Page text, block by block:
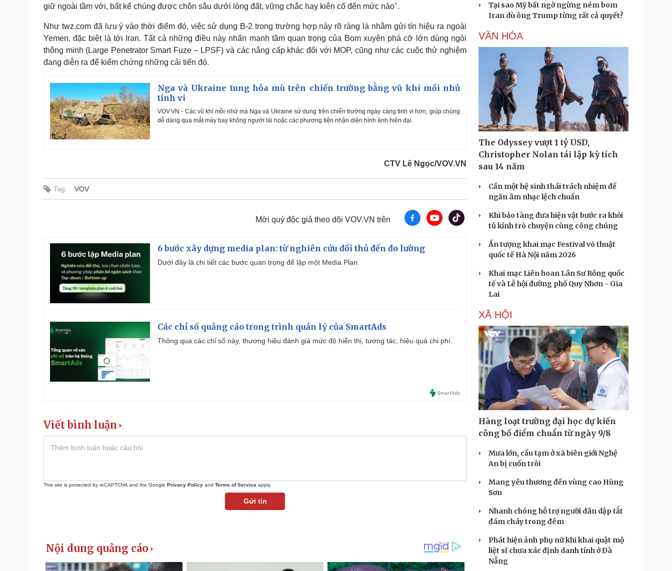
giữ ngoài tầm với, bất kể chúng được chôn sâu dưới lòng đất, vững chắc hay kiên cố đến mức nào".
Như twz.com đã lưu ý vào thời điểm đó, việc sử dụng B-2 trong trường hợp này rõ ràng là nhằm gửi tín hiệu ra ngoài
Yemen, đặc biệt là tới Iran. Tất cả những điều này nhấn mạnh tầm quan trọng của Bom xuyên phá cỡ lớn dùng ngòi
thông minh (Large Penetrator Smart Fuze – LPSF) và các nâng cấp khác đối với MOP, cũng như các cuộc thử nghiệm
đang diễn ra để kiểm chứng những cải tiến đó.
Nga và Ukraine tung hỏa mù trên chiến trường bằng vũ khí mồi nhử
tinh vi
VOV.VN - Các vũ khí mồi nhử mà Nga và Ukraine sử dụng trên chiến trường ngày càng tinh vi hơn, giúp chúng
dễ dàng qua mắt máy bay không người lái hoặc các phương tiện nhận diện hình ảnh hiện đại.
CTV Lê Ngọc/VOV.VN
Tag: VOV
Mời quý độc giả theo dõi VOV.VN trên
6 bước xây dựng media plan: từ nghiên cứu đối thủ đến đo lường
Dưới đây là chi tiết các bước quan trọng để lập một Media Plan.
Các chỉ số quảng cáo trong trình quản lý của SmartAds
Thông qua các chỉ số này, thương hiệu đánh giá mức độ hiển thị, tương tác, hiệu quả chi phí.
Viết bình luận
This site is protected by reCAPTCHA and the Google Privacy Policy and Terms of Service apply.
Gửi tin
Tại sao Mỹ bất ngờ ngừng ném bom
Iran dù ông Trump từng rất cả quyết?
VĂN HÓA
The Odyssey vượt 1 tỷ USD,
Christopher Nolan tái lập kỳ tích
sau 14 năm
Cần một hệ sinh thái trách nhiệm để
ngăn âm nhạc lệch chuẩn
Khi bảo tàng đưa hiện vật bước ra khỏi
tủ kính trò chuyện cùng công chúng
Ấn tượng khai mạc Festival võ thuật
quốc tế Hà Nội năm 2026
Khai mạc Liên hoan Lân Sư Rồng quốc
tế và Lễ hội đường phố Quy Nhơn - Gia
Lai
XÃ HỘI
Hàng loạt trường đại học dự kiến
công bố điểm chuẩn từ ngày 9/8
Mưa lớn, cầu tạm ở xã biên giới Nghệ
An bị cuốn trôi
Mang yêu thương đến vùng cao Hùng
Sơn
Nhanh chóng hỗ trợ người dân dập tắt
đám cháy trong đêm
Phát hiện ảnh phụ nữ khi khai quật mộ
liệt sĩ chưa xác định danh tính ở Đà
Nẵng